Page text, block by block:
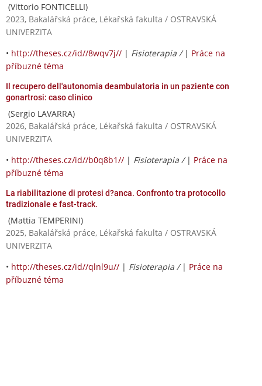
(Vittorio FONTICELLI)
2023, Bakalářská práce, Lékařská fakulta / OSTRAVSKÁ
UNIVERZITA
• http://theses.cz/id//8wqv7j// | Fisioterapia / | Práce na
příbuzné téma
Il recupero dell'autonomia deambulatoria in un paziente con
gonartrosi: caso clinico
(Sergio LAVARRA)
2026, Bakalářská práce, Lékařská fakulta / OSTRAVSKÁ
UNIVERZITA
• http://theses.cz/id//b0q8b1// | Fisioterapia / | Práce na
příbuzné téma
La riabilitazione di protesi d?anca. Confronto tra protocollo
tradizionale e fast-track.
(Mattia TEMPERINI)
2025, Bakalářská práce, Lékařská fakulta / OSTRAVSKÁ
UNIVERZITA
• http://theses.cz/id//qlnl9u// | Fisioterapia / | Práce na
příbuzné téma